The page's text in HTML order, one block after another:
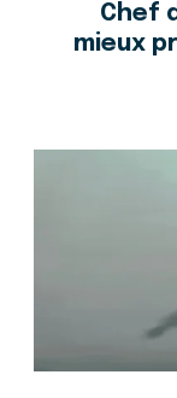
Chef
mieux